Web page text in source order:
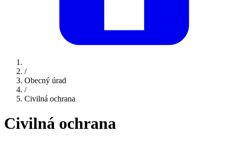
/
Obecný úrad
/
Civilná ochrana
Civilná ochrana